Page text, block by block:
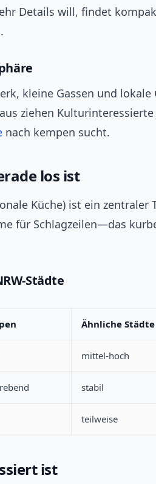
Details will, findet
.
kleine Gassen und lokale
ziehen
nach kempen sucht.
los ist
Küche) ist ein zentraler
für Schlagzeilen—das
Städte
Ähnliche Städte
mittel-hoch
stabil
teilweise
ist